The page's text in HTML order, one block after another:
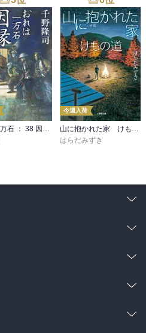
おれは一万石 ： 38 因縁の賊
今週入荷
山に抱かれた家 けもの道
はらだみずき